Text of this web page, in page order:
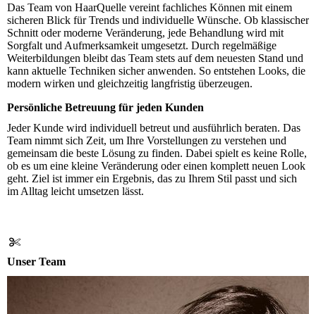
Das Team von HaarQuelle vereint fachliches Können mit einem
sicheren Blick für Trends und individuelle Wünsche. Ob klassischer
Schnitt oder moderne Veränderung, jede Behandlung wird mit
Sorgfalt und Aufmerksamkeit umgesetzt. Durch regelmäßige
Weiterbildungen bleibt das Team stets auf dem neuesten Stand und
kann aktuelle Techniken sicher anwenden. So entstehen Looks, die
modern wirken und gleichzeitig langfristig überzeugen.
Persönliche Betreuung für jeden Kunden
Jeder Kunde wird individuell betreut und ausführlich beraten. Das
Team nimmt sich Zeit, um Ihre Vorstellungen zu verstehen und
gemeinsam die beste Lösung zu finden. Dabei spielt es keine Rolle,
ob es um eine kleine Veränderung oder einen komplett neuen Look
geht. Ziel ist immer ein Ergebnis, das zu Ihrem Stil passt und sich
im Alltag leicht umsetzen lässt.
Unser Team